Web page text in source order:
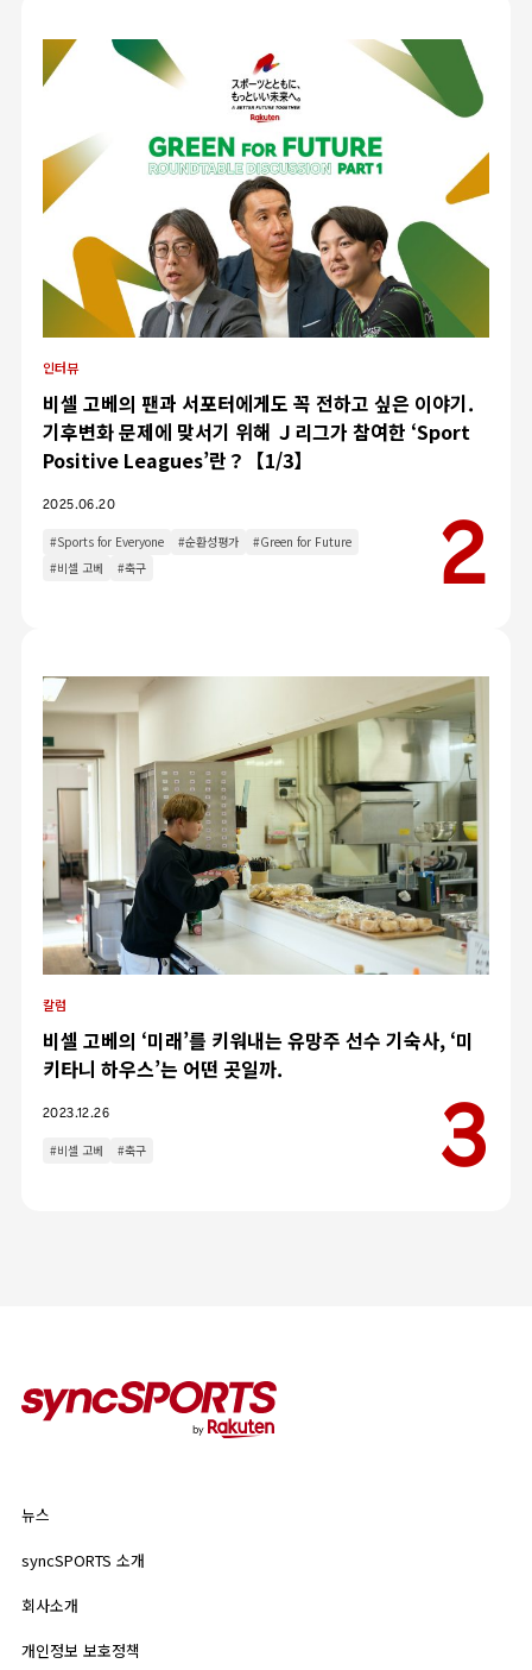
카테고리
인터뷰
기업 정보
개인정보 보호정책
이용약관
인터뷰
비셀 고베의 팬과 서포터에게도 꼭 전하고 싶은 이야기.
기후변화 문제에 맞서기 위해 Ｊ리그가 참여한 ‘Sport
Positive Leagues’란？【1/3】
2025.06.20
#Sports for Everyone #순환성평가
#Green for Future
#비셀 고베
#축구
칼럼
비셀 고베의 ‘미래’를 키워내는 유망주 선수 기숙사, ‘미
키타니 하우스’는 어떤 곳일까.
2023.12.26
#비셀 고베 #축구
뉴스
syncSPORTS 소개
회사소개
개인정보 보호정책